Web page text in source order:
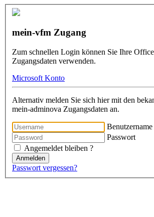
mein-vfm Zugang
Zum schnellen Login können Sie Ihre
Zugangsdaten verwenden.
Microsoft Konto
Alternativ melden Sie sich hier mit den
mein-adminova Zugangsdaten an.
Benutzername
Passwort
Angemeldet bleiben ?
Anmelden
Passwort vergessen?